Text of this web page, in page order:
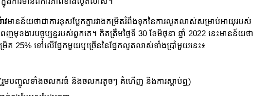
វមានន័យថាជាការខុសប្លែកគ្នារវាងកម្រិតរំពឹងទុកនៃការលូតលាស់សម្រាប់អាយុរបស់
មុខងារបច្ចុប្បន្នរបស់ពួកគេ។ គិតត្រឹមថ្ងៃទី 30 ខែមិថុនា ឆ្នាំ 2022 នេះមានន័យថា
រិត 25% ទៅលើផ្នែកមួយឬច្រើននៃផ្នែកលូតលាស់ទាំងប្រាំមួយនេះ៖
(រួមបញ្ចូលទាំងចលករធំ និងចលករតូចៗ គំហើញ និងការស្ដាប់ឮ)